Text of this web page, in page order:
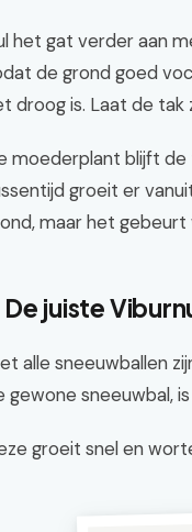
het gat verder aan
de grond goed
droog is. Laat de
moederplant blijft de
groeit er
maar het gebeurt
De juiste
alle sneeuwballen
gewone sneeuwbal,
groeit snel en